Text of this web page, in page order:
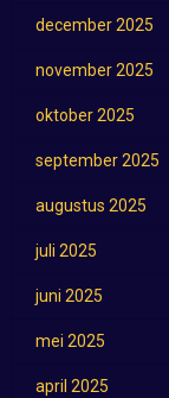
december 2025
november 2025
oktober 2025
september 2025
augustus 2025
juli 2025
juni 2025
mei 2025
april 2025